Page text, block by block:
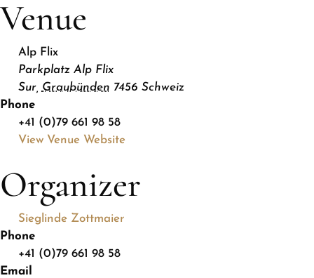
Venue
Alp Flix
Parkplatz Alp Flix
Sur, Graubünden 7456 Schweiz
Phone
+41 (0)79 661 98 58
View Venue Website
Organizer
Sieglinde Zottmaier
Phone
+41 (0)79 661 98 58
Email